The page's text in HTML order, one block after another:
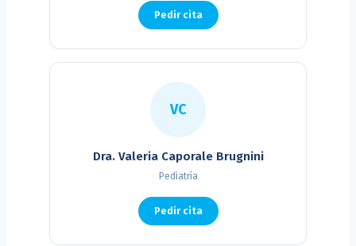
Pedir cita
VC
Dra. Valeria Caporale Brugnini
Pediatría
Pedir cita